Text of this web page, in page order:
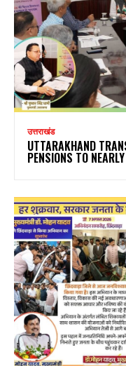
उत्तराखंड
UTTARAKHAND
PENSIONS TO